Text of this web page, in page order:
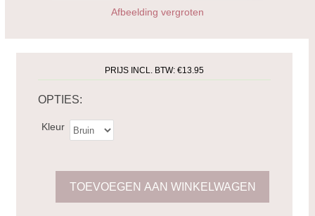
Afbeelding vergroten
PRIJS INCL. BTW:€13.95
OPTIES:
Kleur